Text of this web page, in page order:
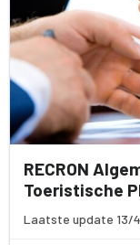
RECRON
Toeristische
Laatste update 13/